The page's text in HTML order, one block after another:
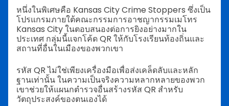
หนึ่งในพิเศษคือ Kansas City Crime Stoppers ซึ่งเป็น
โปรแกรมภายใต้คณะกรรมการอาชญากรรมเมโทร
Kansas City ในตอบสนองต่อการยิงอย่างมากใน
ประเทศ กลุ่มนี้แจกโค้ด QR ให้กับโรงเรียนท้องถิ่นและ
สถานที่อื่นในเมืองของพวกเขา
รหัส QR ไม่ใช่เพียงเครื่องมือเพื่อส่งเคล็ดลับและหลัก
ฐานเท่านั้น ในความเป็นจริงความหลากหลายของพวก
เขาช่วยให้แผนกตำรวจอื่นสร้างรหัส QR สำหรับ
วัตถุประสงค์ของตนเองได้